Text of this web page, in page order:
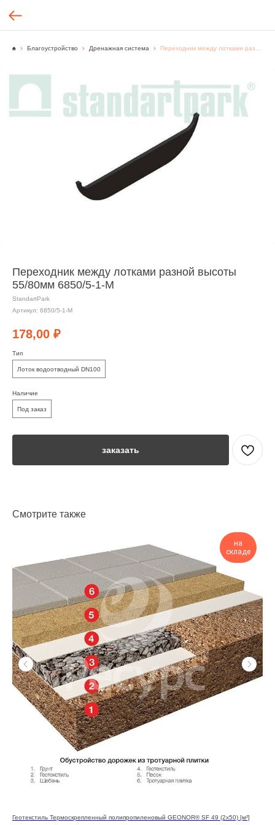
Благоустройство Дренажная система
Переходник между лотками разной высоты
55/80мм 6850/5-1-М
StandartPark
Артикул: 6850/5-1-М
178,00 ₽
Тип
Лоток водоотводный DN100
Наличие
Под заказ
заказать
Смотрите также
на
складе
Геотекстиль Термоскрепленный полипропиленовый GEONOR® SF 49 (2x50) [м²]